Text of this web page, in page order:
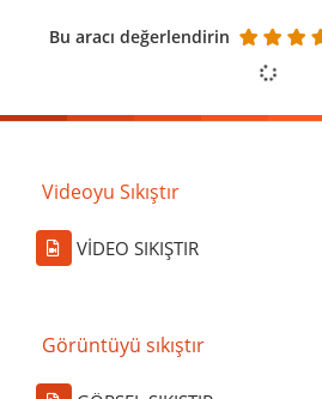
Bu aracı değerlendirin
Videoyu Sıkıştır
VİDEO SIKIŞTIR
Görüntüyü sıkıştır